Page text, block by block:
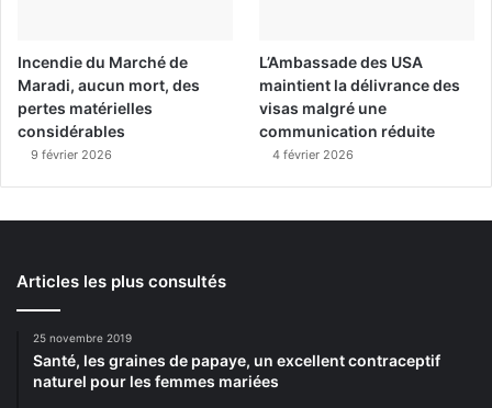
Incendie du Marché de
Maradi, aucun mort, des
pertes matérielles
considérables
9 février 2026
L’Ambassade des USA
maintient la délivrance des
visas malgré une
communication réduite
4 février 2026
Articles les plus consultés
25 novembre 2019
Santé, les graines de papaye, un excellent contraceptif
naturel pour les femmes mariées